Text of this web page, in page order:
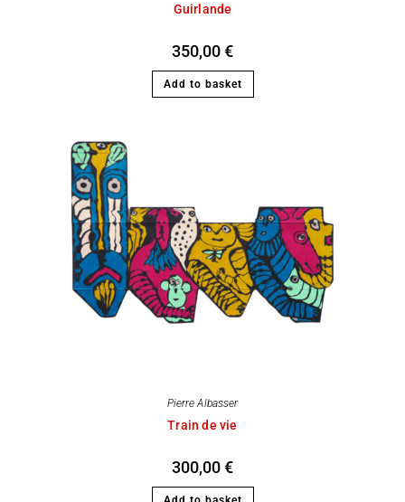
Guirlande
350,00€
Add to basket
Pierre Albasser
Train de vie
300,00€